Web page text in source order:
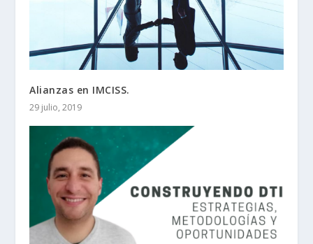
Alianzas en IMCISS.
29 julio, 2019